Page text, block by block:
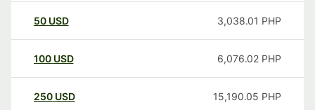
50 USD 3,038.01 PHP
100 USD 6,076.02 PHP
250 USD 15,190.05 PHP